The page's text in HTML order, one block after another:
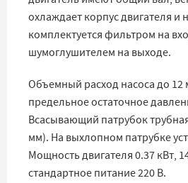
охлаждает корпус двигателя и
комплектуется фильтром на
шумоглушителем на выходе.
Объемный расход насоса до 12
предельное остаточное
Всасывающий патрубок
мм). На выхлопном патрубке
Мощность двигателя 0.37 кВт,
стандартное питание 220 В.